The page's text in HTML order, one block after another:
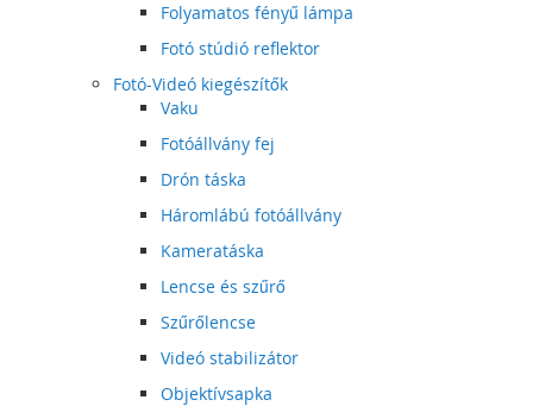
Folyamatos fényű lámpa
Fotó stúdió reflektor
Fotó-Videó kiegészítők
Vaku
Fotóállvány fej
Drón táska
Háromlábú fotóállvány
Kameratáska
Lencse és szűrő
Szűrőlencse
Videó stabilizátor
Objektívsapka